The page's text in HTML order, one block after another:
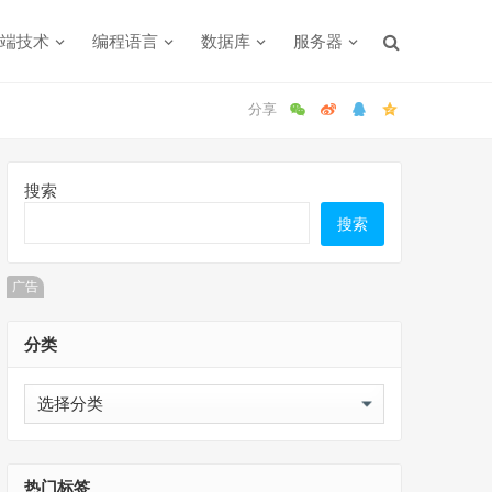
技术 编程语言 数据库 服务器
搜索
搜索
广告
分类
分
类
热门标签